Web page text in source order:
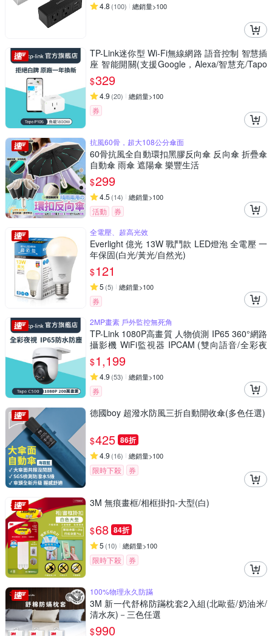
4.8 (100) 總銷量>100
TP-Link迷你型 Wi-Fi無線網路 語音控制 智慧插
座 智能開關(支援Google，Alexa/智慧充/Tapo
P105)
$329
4.9 (20) 總銷量>100
券
抗風60骨，超大108公分傘面
60骨抗風全自動環扣黑膠反向傘 反向傘 折疊傘
自動傘 雨傘 遮陽傘 樂豐生活
$299
4.5 (14) 總銷量>100
活動
券
全電壓、超高光效
Everlight 億光 13W 戰鬥款 LED燈泡 全電壓 一
年保固(白光/黃光/自然光)
$121
5 (5) 總銷量>100
券
2MP畫素 戶外監控無死角
TP-Link 1080P高畫質 人物偵測 IP65 360°網路
攝影機 WiFi監視器 IPCAM (雙向語音/全彩夜
視/Tapo C500)
$1,199
4.9 (53) 總銷量>100
券
德國boy 超潑水防風三折自動開收傘(多色任選)
$425 86折
4.9 (16) 總銷量>100
限時下殺 券
3M 無痕畫框/相框掛扣-大型(白)
$68 84折
5 (10) 總銷量>100
限時下殺 券
100%物理永久防蹣
3M 新一代舒棉防蹣枕套2入組(北歐藍/奶油米/
清水灰)－三色任選
$990